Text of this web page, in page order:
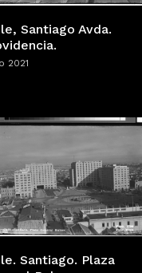
Santiago Avda.
2021
Santiago. Plaza